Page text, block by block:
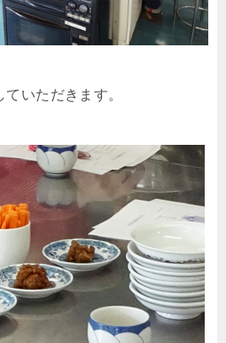
いただきます。